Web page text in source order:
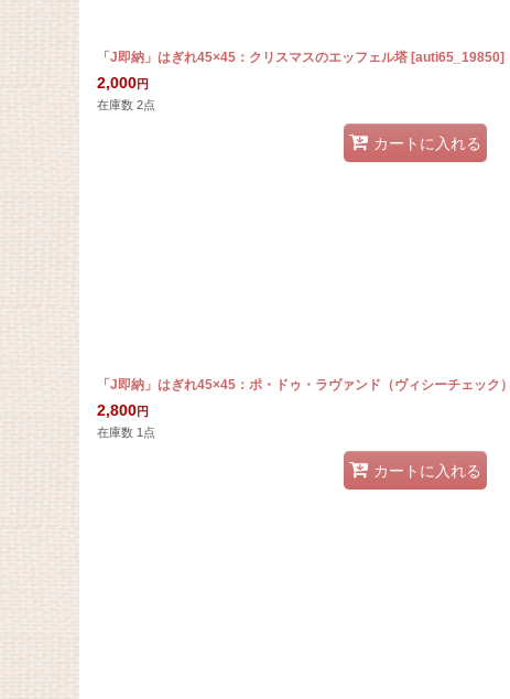
「J即納」はぎれ45×45：クリスマスのエッフェル塔 [auti65_19850]
2,000円
在庫数 2点
カートに入れる
「J即納」はぎれ45×45：ポ・ドゥ・ラヴァンド（ヴィシーチェック）
2,800円
在庫数 1点
カートに入れる